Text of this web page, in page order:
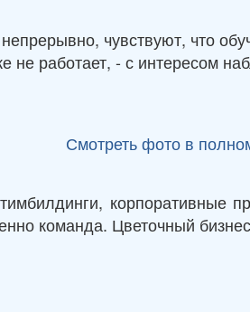
чувствуют, что
не работает, - с интересом
Смотреть фото в
корпоративные
команда. Цветочный